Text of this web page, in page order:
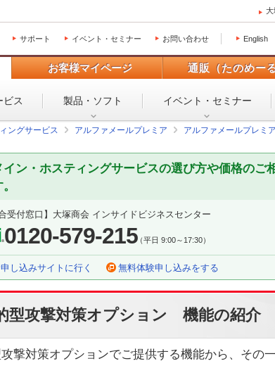
大
サポート イベント・セミナー お問い合わせ English
お客様マイページ 通販（たのめーる
ビス 製品・ソフト イベント・ セミナー
ングサービス アルファメールプレミア アルファメールプレミ
イン・ホスティングサービスの選び方や価格のご
合受付窓口】大塚商会 インサイドビジネスセンター
0120-579-215（平日 9:00～17:30）
し込みサイトに行く 無料体験申し込みをする
型攻撃対策オプション 機能の紹介
撃対策オプションでご提供する機能から、その